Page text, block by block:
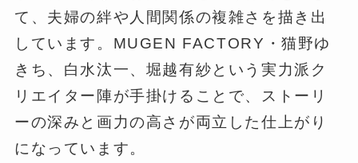
て、夫婦の絆や人間関係の複雑さを描き出
しています。MUGEN FACTORY・猫野ゆ
きち、白水汰一、堀越有紗という実力派ク
リエイター陣が手掛けることで、ストーリ
ーの深みと画力の高さが両立した仕上がり
になっています。